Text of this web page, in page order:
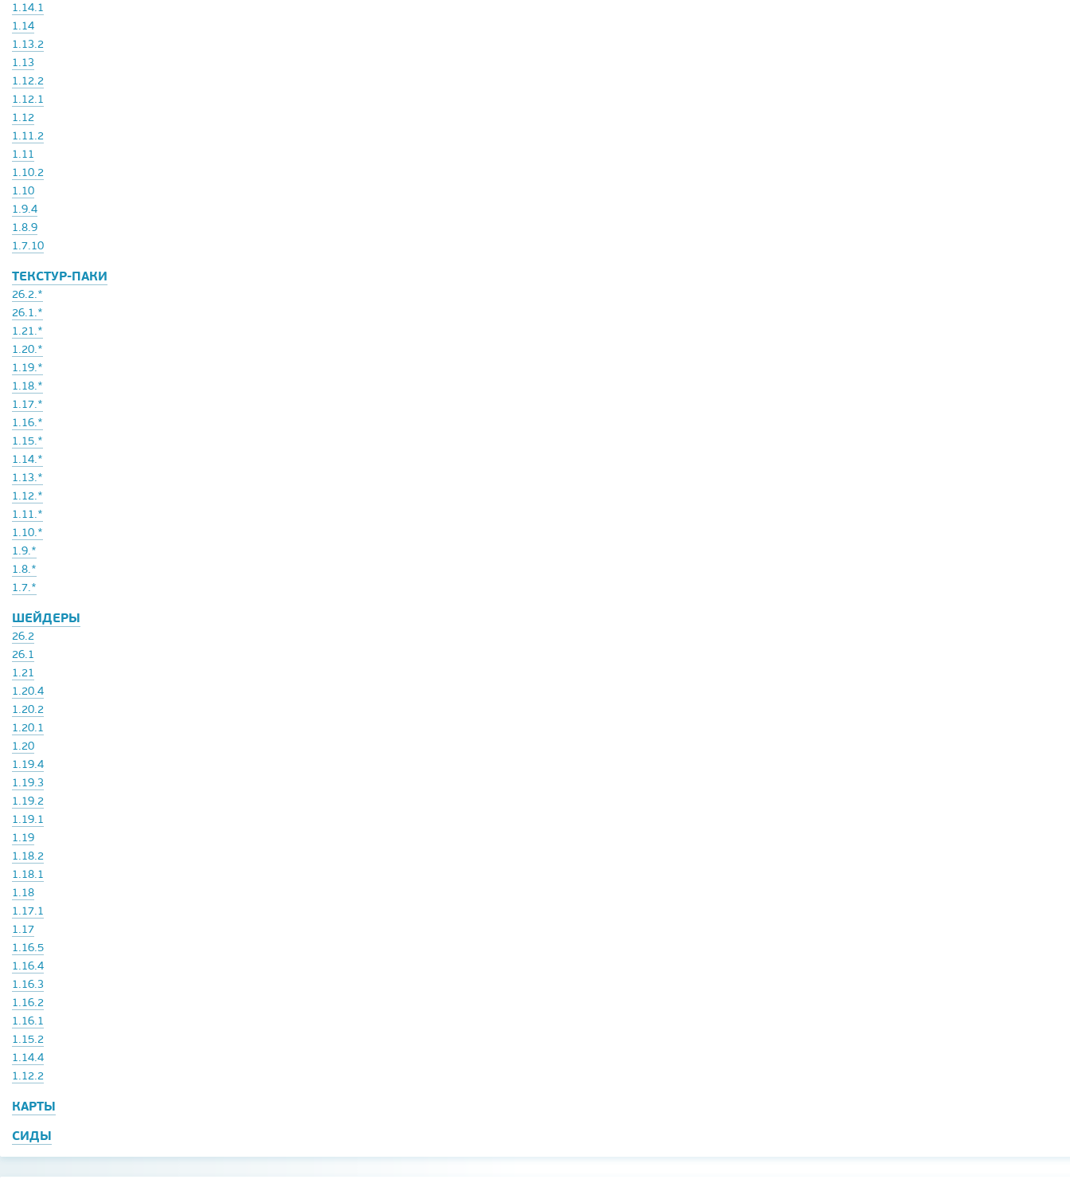
1.14.1
1.14
1.13.2
1.13
1.12.2
1.12.1
1.12
1.11.2
1.11
1.10.2
1.10
1.9.4
1.8.9
1.7.10
ТЕКСТУР-ПАКИ
26.2.*
26.1.*
1.21.*
1.20.*
1.19.*
1.18.*
1.17.*
1.16.*
1.15.*
1.14.*
1.13.*
1.12.*
1.11.*
1.10.*
1.9.*
1.8.*
1.7.*
ШЕЙДЕРЫ
26.2
26.1
1.21
1.20.4
1.20.2
1.20.1
1.20
1.19.4
1.19.3
1.19.2
1.19.1
1.19
1.18.2
1.18.1
1.18
1.17.1
1.17
1.16.5
1.16.4
1.16.3
1.16.2
1.16.1
1.15.2
1.14.4
1.12.2
КАРТЫ
СИДЫ